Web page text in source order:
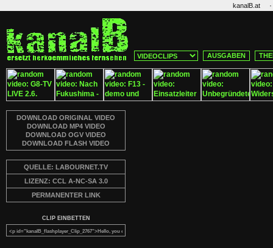
kanalB.at ·
AUSGABEN
DOWNLOAD ORIGINAL VIDEO
DOWNLOAD MP4 VIDEO
DOWNLOAD OGV VIDEO
DOWNLOAD FLASH VIDEO
QUELLE: LABOURNET.TV
LIZENZ: CCL A-NC-SA 3.0
PERMANENTER LINK
CLIP EINBETTEN